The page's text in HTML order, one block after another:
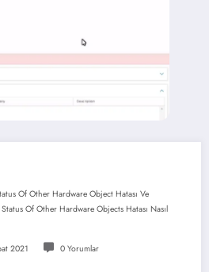
Of Other Hardware Object Hatası Ve
Of Other Hardware Objects Hatası Nasıl
2021 0 Yorumlar